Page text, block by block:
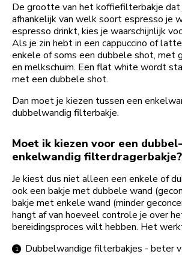
De grootte van het koffiefilterbakje dat
afhankelijk van welk soort espresso je
espresso drinkt, kies je waarschijnlijk
Als je zin hebt in een cappuccino of
enkele of soms een dubbele shot, met
en melkschuim. Een flat white wordt
met een dubbele shot.
Dan moet je kiezen tussen een
dubbelwandig filterbakje.
Moet ik kiezen voor een
enkelwandig filterdragerbakje?
Je kiest dus niet alleen een enkele of
ook een bakje met dubbele wand
bakje met enkele wand (minder
hangt af van hoeveel controle je over
bereidingsproces wilt hebben. Het
Dubbelwandige filterbakjes - beter